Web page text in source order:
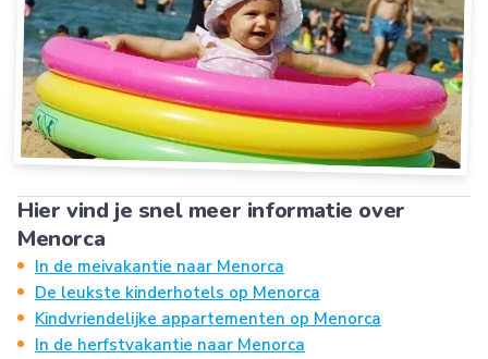
Hier vind je snel meer informatie over
Menorca
In de meivakantie naar Menorca
De leukste kinderhotels op Menorca
Kindvriendelijke appartementen op Menorca
In de herfstvakantie naar Menorca